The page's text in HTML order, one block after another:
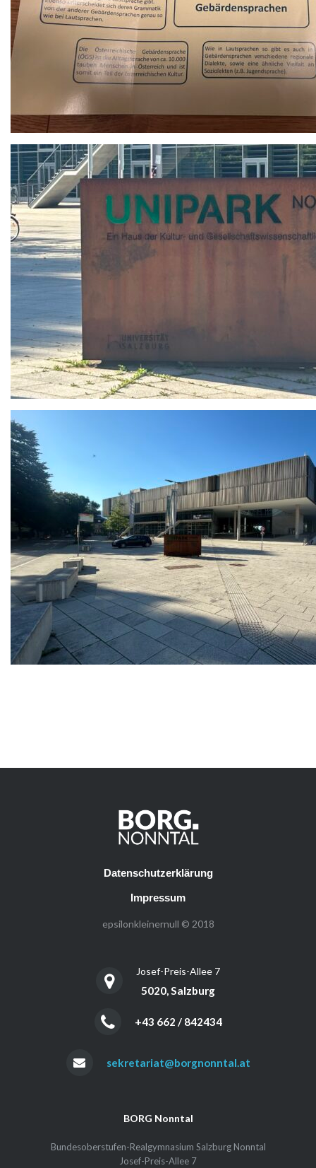
Datenschutzerklärung
Impressum
epsilonkleinernull © 2018
Josef-Preis-Allee 7
5020, Salzburg
+43 662 / 842434
sekretariat@borgnonntal.at
BORG Nonntal
Bundesoberstufen-Realgymnasium Salzburg Nonntal
Josef-Preis-Allee 7